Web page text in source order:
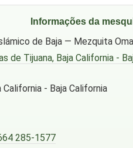
Informações da
de Baja — Mezquita
de Tijuana, Baja California -
California - Baja California
285-1577